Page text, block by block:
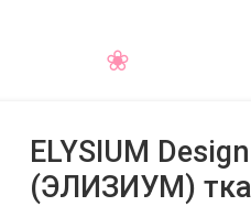
ELYSIUM
(ЭЛИЗИУМ)